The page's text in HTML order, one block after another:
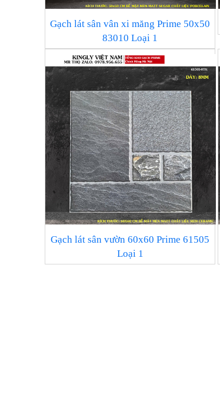
Gạch lát sân vân xi măng Prime 50x50
83010 Loại 1
Gạch lát sân vườn 60x60 Prime 61505
Loại 1